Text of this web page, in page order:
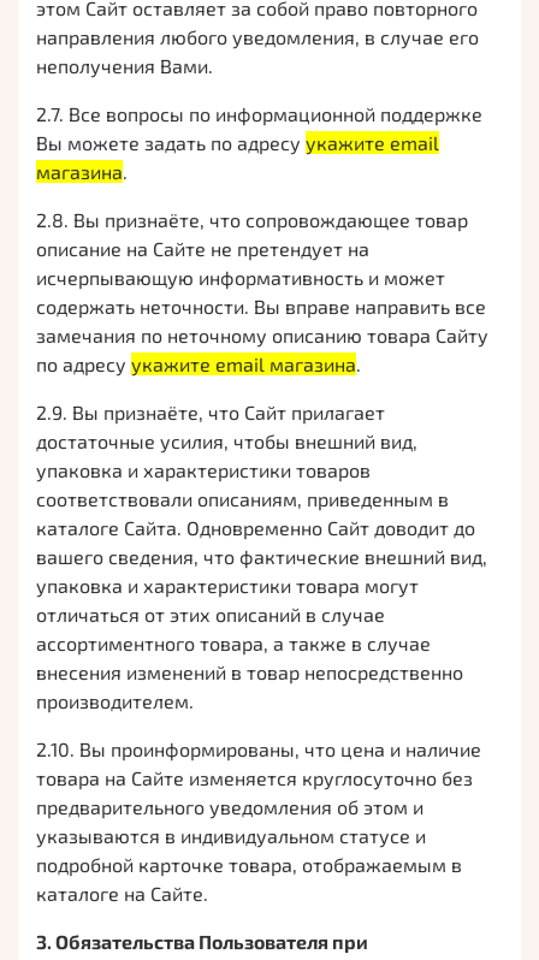
этом Сайт оставляет за собой право повторного
направления любого уведомления, в случае его
неполучения Вами.
2.7. Все вопросы по информационной поддержке
Вы можете задать по адресу укажите email
магазина.
2.8. Вы признаёте, что сопровождающее товар
описание на Сайте не претендует на
исчерпывающую информативность и может
содержать неточности. Вы вправе направить все
замечания по неточному описанию товара Сайту
по адресу укажите email магазина.
2.9. Вы признаёте, что Сайт прилагает
достаточные усилия, чтобы внешний вид,
упаковка и характеристики товаров
соответствовали описаниям, приведенным в
каталоге Сайта. Одновременно Сайт доводит до
вашего сведения, что фактические внешний вид,
упаковка и характеристики товара могут
отличаться от этих описаний в случае
ассортиментного товара, а также в случае
внесения изменений в товар непосредственно
производителем.
2.10. Вы проинформированы, что цена и наличие
товара на Сайте изменяется круглосуточно без
предварительного уведомления об этом и
указываются в индивидуальном статусе и
подробной карточке товара, отображаемым в
каталоге на Сайте.
3. Обязательства Пользователя при